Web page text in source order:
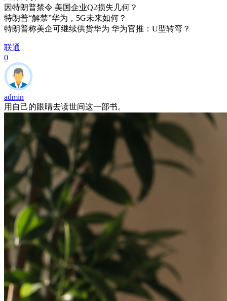
因特朗普禁令 美国企业Q2损失几何？
特朗普“解禁”华为，5G未来如何？
特朗普称美企可继续供货华为 华为官推：U型转弯？
联通
0
admin
用自己的眼睛去读世间这一部书。